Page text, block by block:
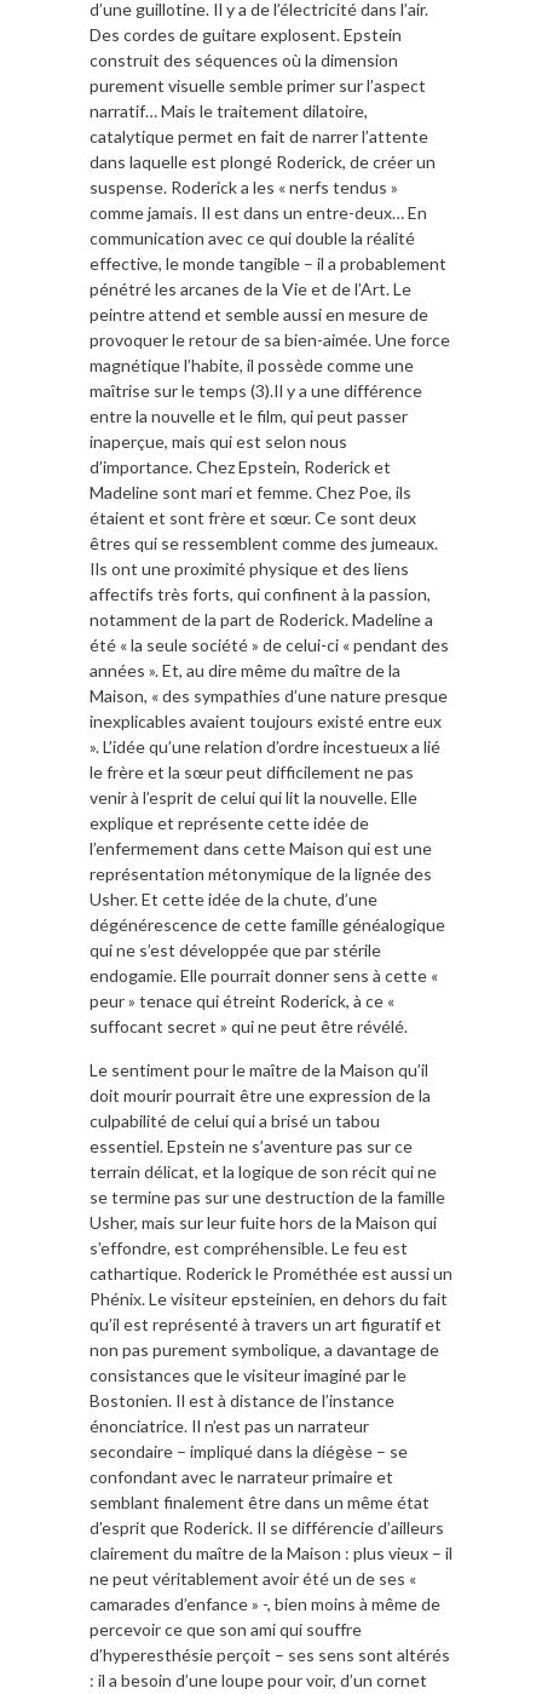
d’une guillotine. Il y a de l’électricité dans l’air.
Des cordes de guitare explosent. Epstein
construit des séquences où la dimension
purement visuelle semble primer sur l’aspect
narratif… Mais le traitement dilatoire,
catalytique permet en fait de narrer l’attente
dans laquelle est plongé Roderick, de créer un
suspense. Roderick a les « nerfs tendus »
comme jamais. Il est dans un entre-deux… En
communication avec ce qui double la réalité
effective, le monde tangible – il a probablement
pénétré les arcanes de la Vie et de l’Art. Le
peintre attend et semble aussi en mesure de
provoquer le retour de sa bien-aimée. Une force
magnétique l’habite, il possède comme une
maîtrise sur le temps (3).Il y a une différence
entre la nouvelle et le film, qui peut passer
inaperçue, mais qui est selon nous
d’importance. Chez Epstein, Roderick et
Madeline sont mari et femme. Chez Poe, ils
étaient et sont frère et sœur. Ce sont deux
êtres qui se ressemblent comme des jumeaux.
Ils ont une proximité physique et des liens
affectifs très forts, qui confinent à la passion,
notamment de la part de Roderick. Madeline a
été « la seule société » de celui-ci « pendant des
années ». Et, au dire même du maître de la
Maison, « des sympathies d’une nature presque
inexplicables avaient toujours existé entre eux
». L’idée qu’une relation d’ordre incestueux a lié
le frère et la sœur peut difficilement ne pas
venir à l’esprit de celui qui lit la nouvelle. Elle
explique et représente cette idée de
l’enfermement dans cette Maison qui est une
représentation métonymique de la lignée des
Usher. Et cette idée de la chute, d’une
dégénérescence de cette famille généalogique
qui ne s’est développée que par stérile
endogamie. Elle pourrait donner sens à cette «
peur » tenace qui étreint Roderick, à ce «
suffocant secret » qui ne peut être révélé.
Le sentiment pour le maître de la Maison qu’il
doit mourir pourrait être une expression de la
culpabilité de celui qui a brisé un tabou
essentiel. Epstein ne s’aventure pas sur ce
terrain délicat, et la logique de son récit qui ne
se termine pas sur une destruction de la famille
Usher, mais sur leur fuite hors de la Maison qui
s’effondre, est compréhensible. Le feu est
cathartique. Roderick le Prométhée est aussi un
Phénix. Le visiteur epsteinien, en dehors du fait
qu’il est représenté à travers un art figuratif et
non pas purement symbolique, a davantage de
consistances que le visiteur imaginé par le
Bostonien. Il est à distance de l’instance
énonciatrice. Il n’est pas un narrateur
secondaire – impliqué dans la diégèse – se
confondant avec le narrateur primaire et
semblant finalement être dans un même état
d’esprit que Roderick. Il se différencie d’ailleurs
clairement du maître de la Maison : plus vieux – il
ne peut véritablement avoir été un de ses «
camarades d’enfance » -, bien moins à même de
percevoir ce que son ami qui souffre
d’hyperesthésie perçoit – ses sens sont altérés
: il a besoin d’une loupe pour voir, d’un cornet